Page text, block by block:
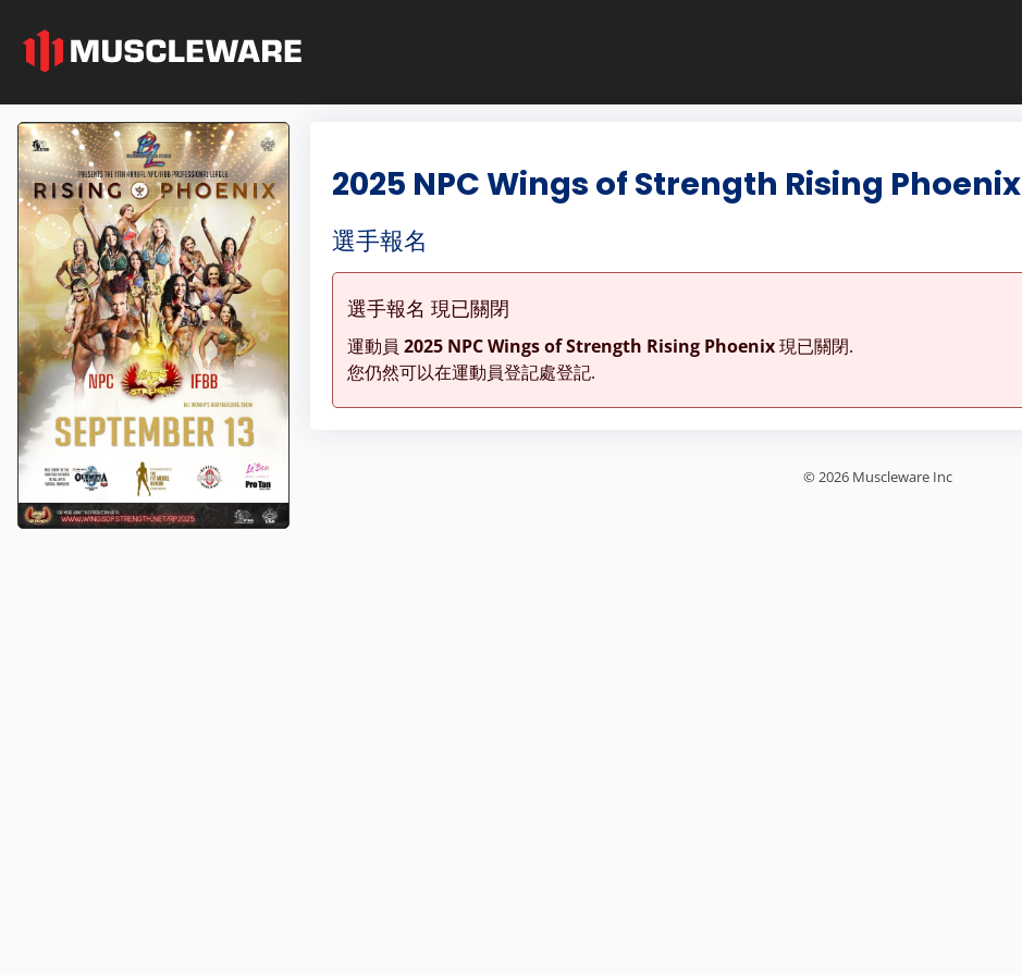
2025 NPC Wings of Strength Rising Phoenix
選手報名
選手報名 現已關閉
運動員 2025 NPC Wings of Strength Rising Phoenix現已關閉.
您仍然可以在運動員登記處登記.
© 2026 Muscleware Inc